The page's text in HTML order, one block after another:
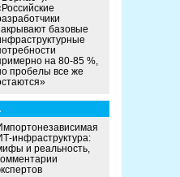
базовые
на 80-85 %,
пробелы все же
инфраструктура:
и реальность,